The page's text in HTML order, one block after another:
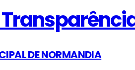
DE NORMANDIA